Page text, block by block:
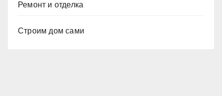
Ремонт и отделка
Строим дом сами